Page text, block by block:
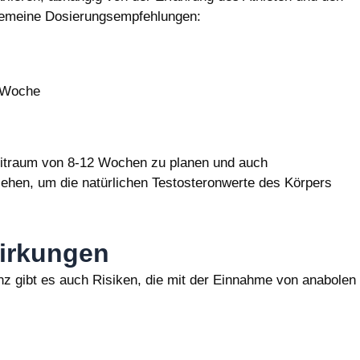
Dosierungsempfehlungen:
von 8-12 Wochen zu planen und auch
um die natürlichen Testosteronwerte des Körpers
gibt es auch Risiken, die mit der Einnahme von anabolen